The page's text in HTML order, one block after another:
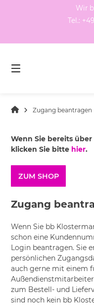
Wir
Tel.:
Zugang beantragen
Wenn Sie bereits
klicken Sie bitte hier.
ZUM SHOP
Zugang
Wenn Sie bb
schon eine
Login beantragen. Sie
persönlichen
auch gerne mit einem
zum Bestell- und
sind noch kein bb